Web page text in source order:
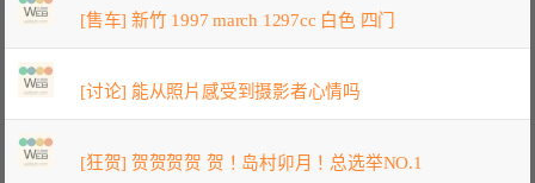
[售车] 新竹 1997 march 1297cc 白色 四门
[讨论] 能从照片感受到摄影者心情吗
[狂贺] 贺贺贺贺 贺！岛村卯月！总选举NO.1